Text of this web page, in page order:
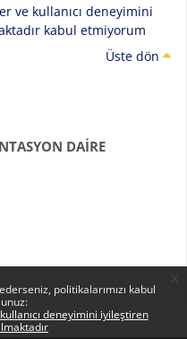
politikalarımızı kabul
deneyimini iyileştiren
ve kullanıcı deneyimini
kabul etmiyorum
Üste dön
DAIRE